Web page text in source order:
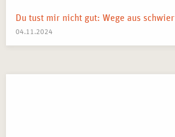
Du tust mir nicht gut: Wege aus
04.11.2024